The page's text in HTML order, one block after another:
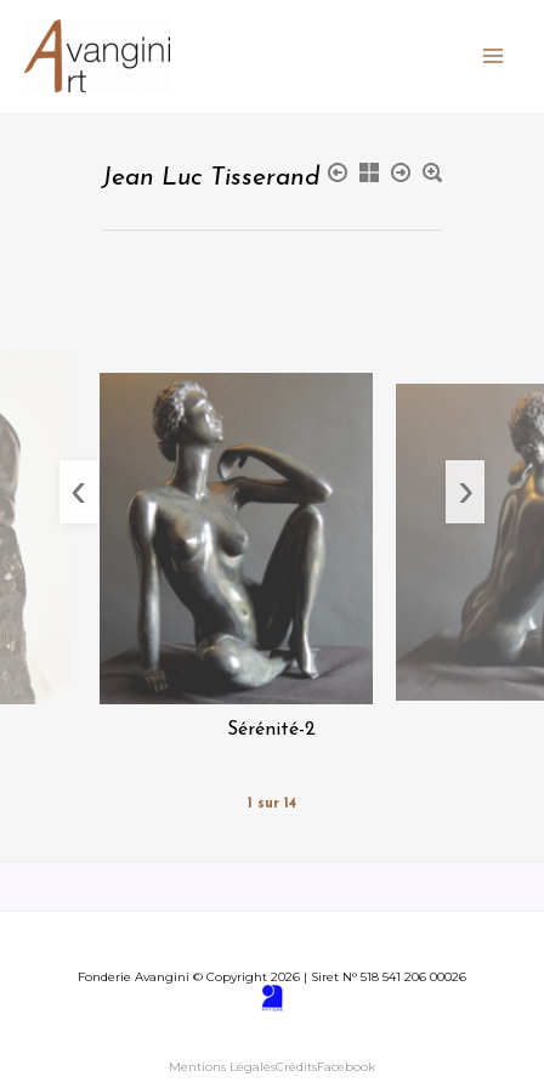
contenu
Jean Luc Tisserand
Sérénité-2
1 sur 14
Fonderie Avangini © Copyright 2026 | Siret N° 518 541 206 00026
Mentions LégalesCréditsFacebook